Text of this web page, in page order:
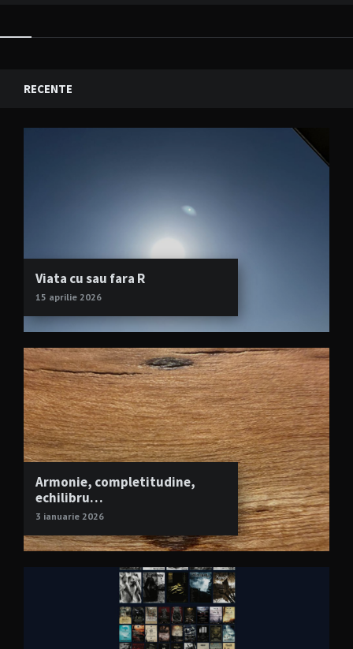
RECENTE
Viata cu sau fara R
15 aprilie 2026
Armonie, completitudine,
echilibru…
3 ianuarie 2026